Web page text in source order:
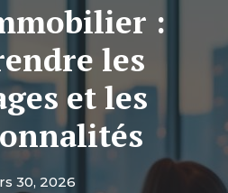
:
les
et les
30, 2026